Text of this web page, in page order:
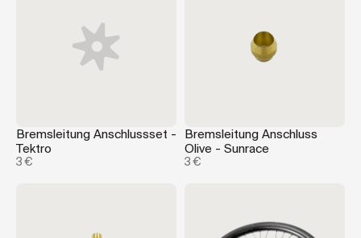
Bremsleitung Anschlussset -
Tektro
3 €
Bremsleitung Anschluss
Olive - Sunrace
3 €